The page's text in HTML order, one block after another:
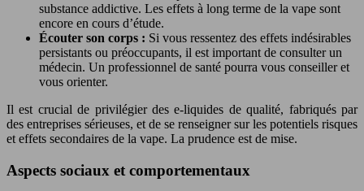
substance addictive. Les effets à long terme de la vape sont
encore en cours d’étude.
Écouter son corps : Si vous ressentez des effets indésirables
persistants ou préoccupants, il est important de consulter un
médecin. Un professionnel de santé pourra vous conseiller et
vous orienter.
Il est crucial de privilégier des e-liquides de qualité, fabriqués par
des entreprises sérieuses, et de se renseigner sur les potentiels risques
et effets secondaires de la vape. La prudence est de mise.
Aspects sociaux et comportementaux